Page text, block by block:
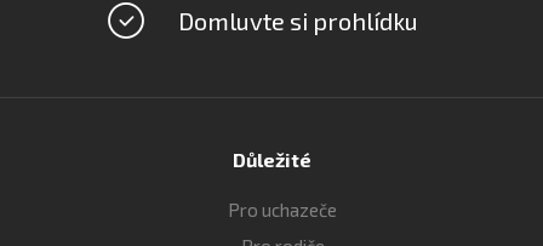
Domluvte si prohlídku
Důležité
Pro uchazeče